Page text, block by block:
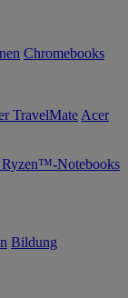
Chromebooks
TravelMate Acer
Notebooks
Bildung